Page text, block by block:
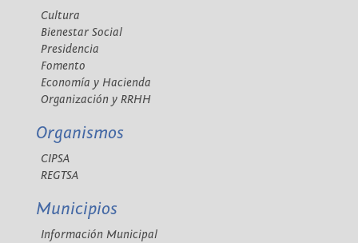
Cultura
Bienestar Social
Presidencia
Fomento
Economía y Hacienda
Organización y RRHH
Organismos
CIPSA
REGTSA
Municipios
Información Municipal